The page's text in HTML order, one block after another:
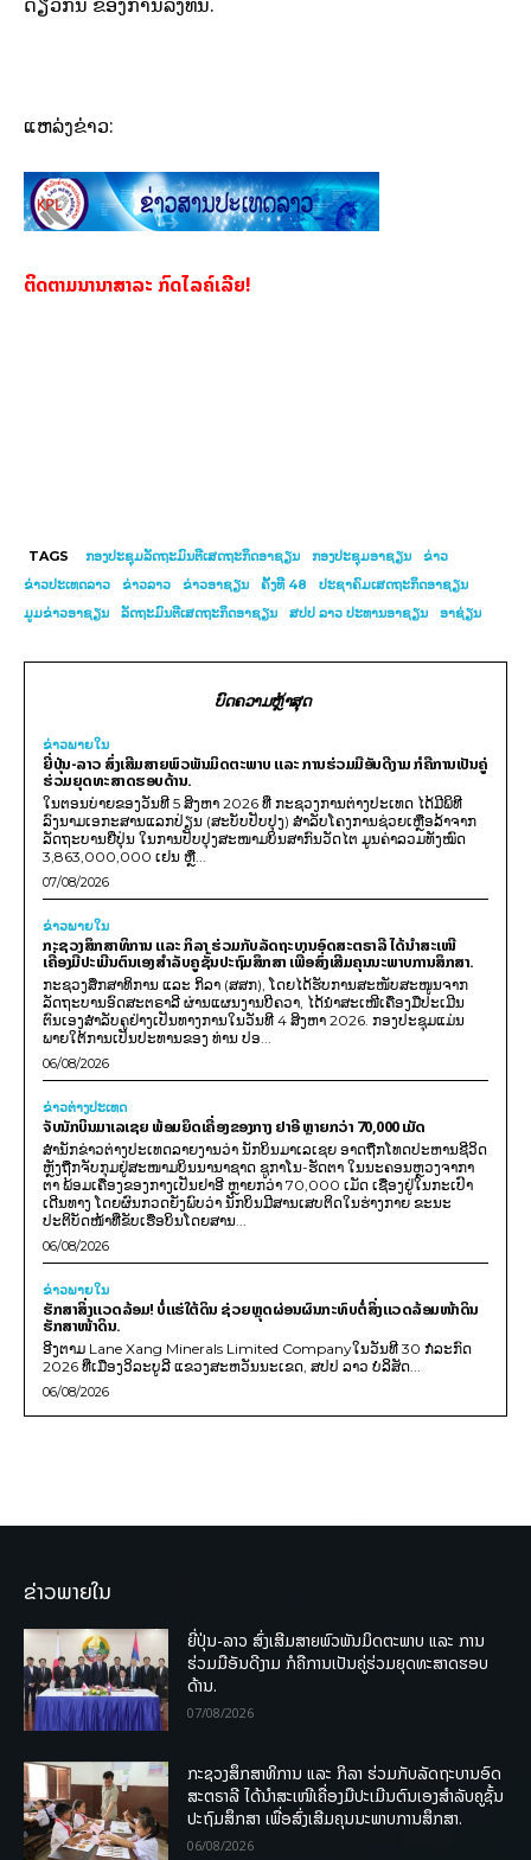
ດຽວກັນ ຂອງການລົງທຶນ.
ແຫລ່ງຂ່າວ:
ຕິດຕາມນານາສາລະ ກົດໄລຄ໌ເລີຍ!
TAGS ກອງປະຊຸມລັດຖະມົນຕີເສດຖະກິດອາຊຽນ ກອງປະຊຸມອາຊຽນ
ຂ່າວ
ຂ່າວປະເທດລາວ
ຂ່າວລາວ ຂ່າວອາຊຽນ ຄັ້ງທີ 48
ປະຊາຄົມເສດຖະກິດອາຊຽນ
ມູມຂ່າວອາຊຽນ
ລັດຖະມົນຕີເສດຖະກິດອາຊຽນ ສປປ ລາວ ປະທານອາຊຽນ ອາຊ່ຽນ
ບົດຄວາມຫຼ້າສຸດ
ຂ່າວພາຍ​ໃນ
ຍີ່ປຸ່ນ-ລາວ ສົ່ງເສີມສາຍພົວພັນມິດຕະພາບ ແລະ ການຮ່ວມມືອັນດີງາມ ກໍຄືການເປັນຄູ່
ຮ່ວມຍຸດທະສາດຮອບດ້ານ.
ໃນຕອນບ່າຍຂອງວັນທີ 5 ສິງຫາ 2026 ທີ່ ກະຊວງການຕ່າງປະເທດ ໄດ້ມີພິທີ
ລົງນາມເອກະສານແລກປ່ຽນ (ສະບັບປັບປຸງ) ສໍາລັບໂຄງການຊ່ວຍເຫຼືອລ້າຈາກ
ລັດຖະບານຍີ່ປຸ່ນ ໃນການປັບປຸງສະໜາມບິນສາກົນວັດໄຕ ມູນຄ່າລວມທັງໝົດ
3,863,000,000 ເຢນ ຫຼື...
07/08/2026
ຂ່າວພາຍ​ໃນ
ກະຊວງສຶກສາທິການ ແລະ ກິລາ ຮ່ວມກັບລັດຖະບານອົດສະຕຣາລີ ໄດ້ນຳສະເໜີ
ເຄື່ອງມືປະເມີນຕົນເອງສຳລັບຄູຊັ້ນປະຖົມສຶກສາ ເພື່ອສົ່ງເສີມຄຸນນະພາບການສຶກສາ.
ກະຊວງສຶກສາທິການ ແລະ ກິລາ (ສສກ), ໂດຍໄດ້ຮັບການສະໜັບສະໜູນຈາກ
ລັດຖະບານອົດສະຕຣາລີ ຜ່ານແຜນງານບີຄວາ, ໄດ້ນຳສະເໜີເຄື່ອງມືປະເມີນ
ຕົນເອງສຳລັບຄູຢ່າງເປັນທາງການໃນວັນທີ 4 ສິງຫາ 2026. ກອງປະຊຸມແມ່ນ
ພາຍໃຕ້ການເປັນປະທານຂອງ ທ່ານ ປອ...
06/08/2026
ຂ່າວຕ່າງປະເທດ
ຈັບນັກບິນມາເລເຊຍ ພ້ອມຍຶດເຄື່ອງຂອງກາງ ຢາອີ ຫຼາຍກວ່າ 70,000 ເມັດ
ສຳນັກຂ່າວຕ່າງປະເທດລາຍງານວ່າ ນັກບິນມາເລເຊຍ ອາດຖືກໂທດປະຫານຊີວິດ
ຫຼັງຖືກຈັບກຸມຢູ່ສະໜາມບິນນານາຊາດ ຊູກາໂນ-ຮັດຕາ ໃນນະຄອນຫຼວງຈາກາ
ຕາ ພ້ອມເຄື່ອງຂອງກາງເປັນຢາອີ ຫຼາຍກວ່າ 70,000 ເມັດ ເຊື່ອງຢູ່ໃນກະເປົາ
ເດີນທາງ ໂດຍຜົນກວດຍັງພົບວ່າ ນັກບິນມີສານເສບຕິດໃນຮ່າງກາຍ ຂະນະ
ປະຕິບັດໜ້າທີ່ຂັບເຮືອບິນໂດຍສານ...
06/08/2026
ຂ່າວພາຍ​ໃນ
ຮັກສາສິ່ງແວດລ້ອມ! ບໍ່ແຮ່ໃຕ້ດິນ ຊ່ວຍຫຼຸດຜ່ອນຜົນກະທົບຕໍ່ສິ່ງແວດລ້ອມໜ້າດິນ
ຮັກສາໜ້າດິນ.
ອີງຕາມ Lane Xang Minerals Limited Companyໃນວັນທີ 30 ກໍລະກົດ
2026 ທີ່ເມືອງວິລະບູລີ ແຂວງສະຫວັນນະເຂດ, ສປປ ລາວ ບໍລິສັດ...
06/08/2026
ຂ່າວພາຍໃນ
ຍີ່ປຸ່ນ-ລາວ ສົ່ງເສີມສາຍພົວພັນມິດຕະພາບ ແລະ ການ
ຮ່ວມມືອັນດີງາມ ກໍຄືການເປັນຄູ່ຮ່ວມຍຸດທະສາດຮອບ
ດ້ານ.
07/08/2026
ກະຊວງສຶກສາທິການ ແລະ ກິລາ ຮ່ວມກັບລັດຖະບານອົດ
ສະຕຣາລີ ໄດ້ນຳສະເໜີເຄື່ອງມືປະເມີນຕົນເອງສຳລັບຄູຊັ້ນ
ປະຖົມສຶກສາ ເພື່ອສົ່ງເສີມຄຸນນະພາບການສຶກສາ.
06/08/2026